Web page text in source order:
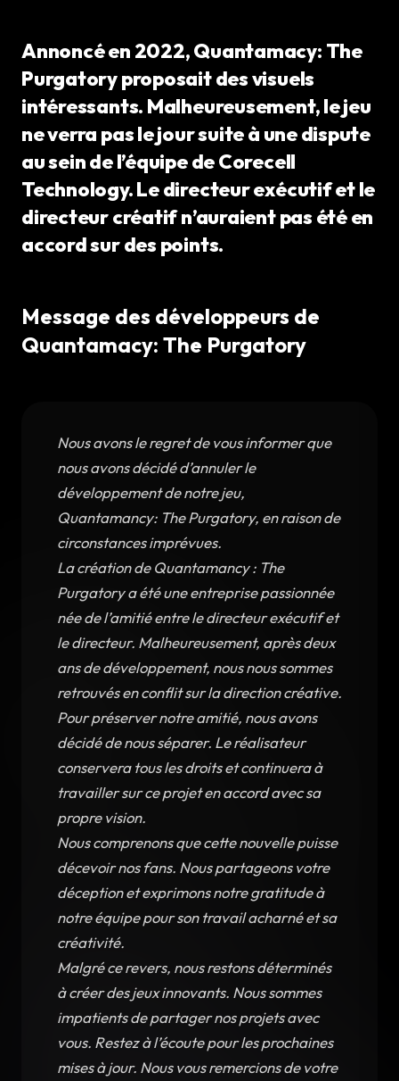
Annoncé en 2022, Quantamacy: The
Purgatory proposait des visuels
intéressants. Malheureusement, le jeu
ne verra pas le jour suite à une dispute
au sein de l’équipe de Corecell
Technology. Le directeur exécutif et le
directeur créatif n’auraient pas été en
accord sur des points.
Message des développeurs de
Quantamacy: The Purgatory
Nous avons le regret de vous informer que
nous avons décidé d’annuler le
développement de notre jeu,
Quantamancy: The Purgatory, en raison de
circonstances imprévues.
La création de Quantamancy : The
Purgatory a été une entreprise passionnée
née de l’amitié entre le directeur exécutif et
le directeur. Malheureusement, après deux
ans de développement, nous nous sommes
retrouvés en conflit sur la direction créative.
Pour préserver notre amitié, nous avons
décidé de nous séparer. Le réalisateur
conservera tous les droits et continuera à
travailler sur ce projet en accord avec sa
propre vision.
Nous comprenons que cette nouvelle puisse
décevoir nos fans. Nous partageons votre
déception et exprimons notre gratitude à
notre équipe pour son travail acharné et sa
créativité.
Malgré ce revers, nous restons déterminés
à créer des jeux innovants. Nous sommes
impatients de partager nos projets avec
vous. Restez à l’écoute pour les prochaines
mises à jour. Nous vous remercions de votre